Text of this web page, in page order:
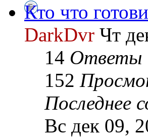
Кто что
DarkDvr Чт
14 Ответы
152
Последнее
Вс дек 09,